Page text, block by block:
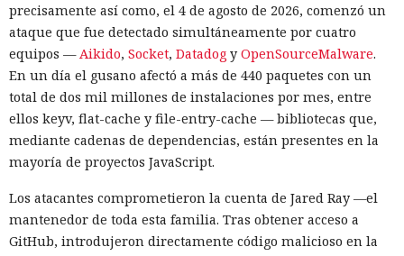
precisamente así como, el 4 de agosto de 2026, comenzó un
ataque que fue detectado simultáneamente por cuatro
equipos —Aikido, Socket, Datadog y OpenSourceMalware.
En un día el gusano afectó a más de 440 paquetes con un
total de dos mil millones de instalaciones por mes, entre
ellos keyv, flat-cache y file-entry-cache — bibliotecas que,
mediante cadenas de dependencias, están presentes en la
mayoría de proyectos JavaScript.
Los atacantes comprometieron la cuenta de Jared Ray —el
mantenedor de toda esta familia. Tras obtener acceso a
GitHub, introdujeron directamente código malicioso en la